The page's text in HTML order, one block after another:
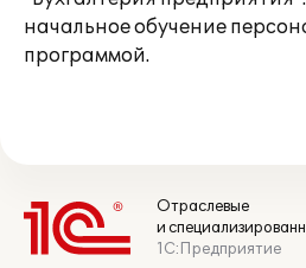
начальное обучение
программой.
Отраслевые
и
1С:Предприятие